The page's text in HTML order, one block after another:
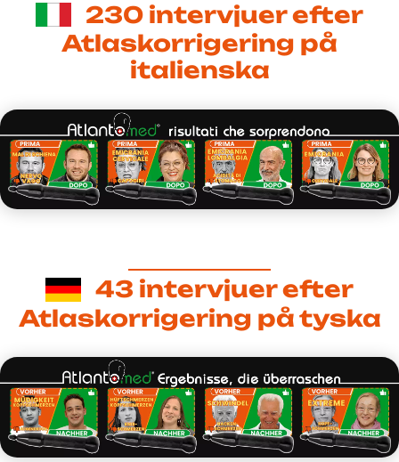
230 intervjuer efter
Atlaskorrigering på
italienska
43 intervjuer efter
Atlaskorrigering på tyska